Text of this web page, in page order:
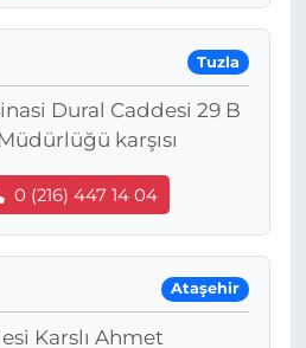
Tuzla
Dural Caddesi 29 B
karşısı
0 (216) 447 14 04
Ataşehir
Karslı Ahmet